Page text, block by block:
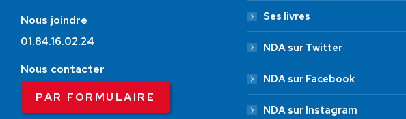
Nous joindre
01.84.16.02.24
Nous contacter
PAR FORMULAIRE
Ses livres
NDA sur Twitter
NDA sur Facebook
NDA sur Instagram